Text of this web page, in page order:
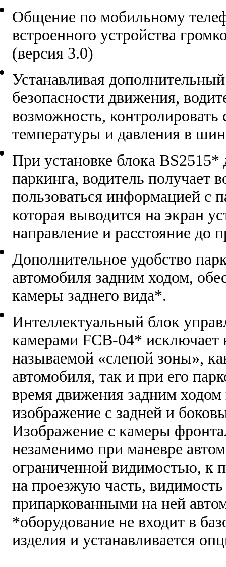
Общение по мобильному
встроенного устройства
(версия 3.0)
Устанавливая
безопасности движения,
возможность, контролировать
температуры и давления в
При установке блока BS2515*
паркинга, водитель получает
пользоваться информацией с
которая выводится на экран
направление и расстояние до
Дополнительное удобство
автомобиля задним ходом,
камеры заднего вида*.
Интеллектуальный блок
камерами FCB-04* исключает
называемой «слепой зоны»,
автомобиля, так и при его
время движения задним ходом
изображение с задней и
Изображение с камеры
незаменимо при маневре
ограниченной видимостью, к
на проезжую часть,
припаркованными на ней
*оборудование не входит в
изделия и устанавливается